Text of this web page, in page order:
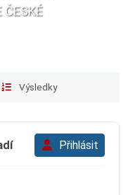
ČESKÉ
Výsledky
Přihlásit